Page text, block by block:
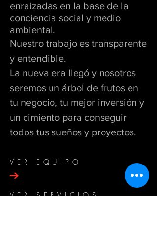
enraizadas en la base de la
conciencia social y medio
ambiental.
Nuestro trabajo es transparente
y entendible.
La nueva era llegó y nosotros
seremos un árbol de frutos en
tu negocio, tu mejor inversión y
un cimiento para conseguir
todos tus sueños y proyectos.
VER EQUIPO
VER SERVICIOS